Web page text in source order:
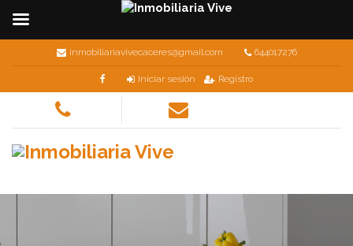
inmobiliariavivecaceres@gmail.com 644017276
Iniciar sesión Registro